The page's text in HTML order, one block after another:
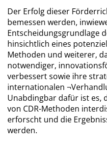
Der Erfolg dieser
bemessen werden,
Entscheidungsgrundlage
hinsichtlich eines
Methoden und weiterer,
notwendiger,
verbessert sowie ihre
internationalen
Unabdingbar dafür ist es,
von CDR-Methoden
erforscht und die
werden.